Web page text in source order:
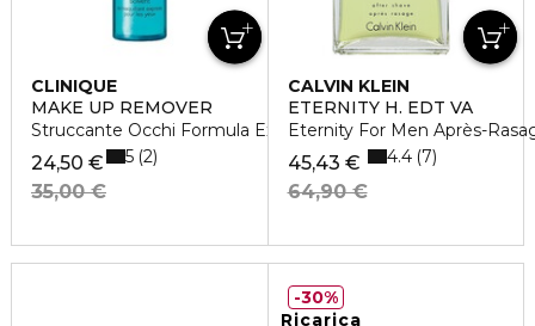
CLINIQUE
MAKE UP REMOVER
Struccante Occhi Formula Express
24,50 €
35,00 €
5 2
CALVIN KLEIN
ETERNITY H. EDT VA
Eternity For Men Après-
45,43 €
64,90 €
4.4 7
Ricarica
30%